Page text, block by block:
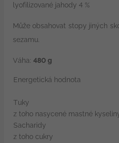
lyofilizované jahody 4 %
Může obsahovat stopy jiných
sezamu.
Váha: 480 g
Energetická hodnota
Tuky
z toho nasycené mastné
Sacharidy
z toho cukry